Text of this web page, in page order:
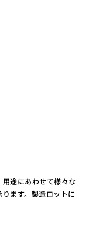
途にあわせて様々な
ます。製造ロットに